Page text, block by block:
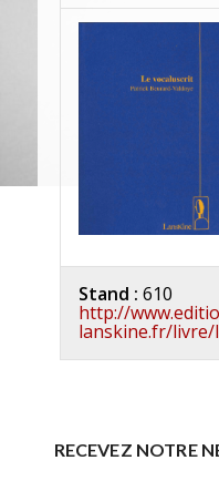
Stand : 610
http://
lanskine.fr/livre/
RECEVEZ NOTRE